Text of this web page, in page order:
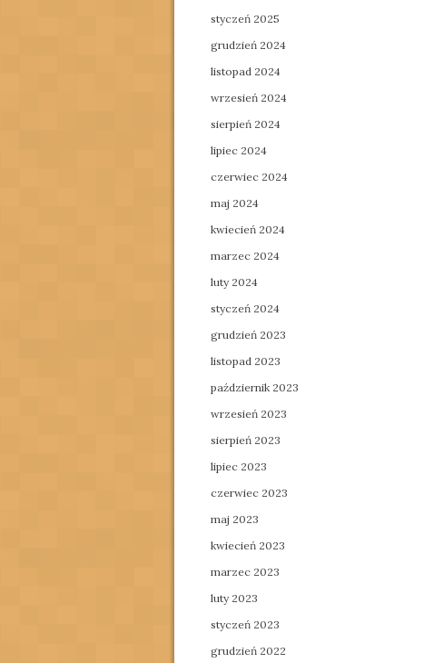
styczeń 2025
grudzień 2024
listopad 2024
wrzesień 2024
sierpień 2024
lipiec 2024
czerwiec 2024
maj 2024
kwiecień 2024
marzec 2024
luty 2024
styczeń 2024
grudzień 2023
listopad 2023
październik 2023
wrzesień 2023
sierpień 2023
lipiec 2023
czerwiec 2023
maj 2023
kwiecień 2023
marzec 2023
luty 2023
styczeń 2023
grudzień 2022